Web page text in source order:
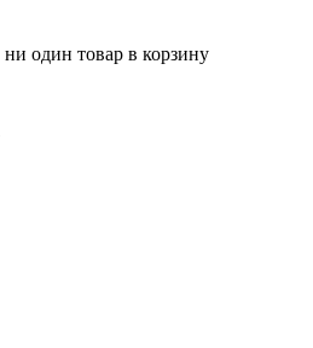
один товар в корзину